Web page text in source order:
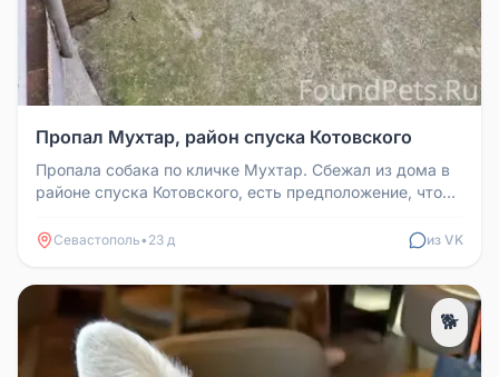
Пропал Мухтар, район спуска Котовского
Пропала собака по кличке Мухтар. Сбежал из дома в
районе спуска Котовского, есть предположение, что
Севастополь• 23 д из VK
🐕